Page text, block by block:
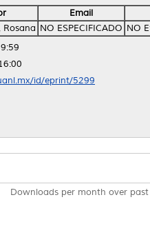
Email
Rosana NO ESPECIFICADO NO
id/eprint/5299
Downloads per month over